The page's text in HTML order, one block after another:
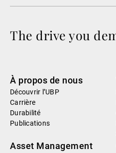
The drive you
À propos de nous
Découvrir l’UBP
Carrière
Durabilité
Publications
Asset Management